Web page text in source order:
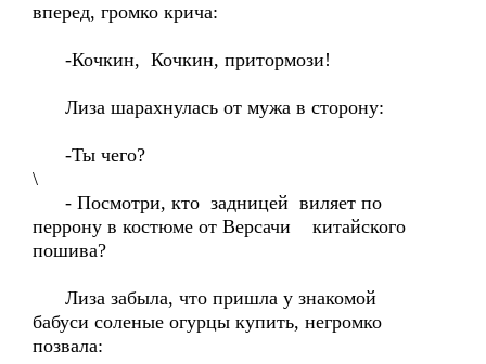
вперед, громко крича:
-Кочкин, Кочкин, притормози!
Лиза шарахнулась от мужа в сторону:
-Ты чего?
\
- Посмотри, кто задницей виляет по
перрону в костюме от Версачи китайского
пошива?
Лиза забыла, что пришла у знакомой
бабуси соленые огурцы купить, негромко
позвала: